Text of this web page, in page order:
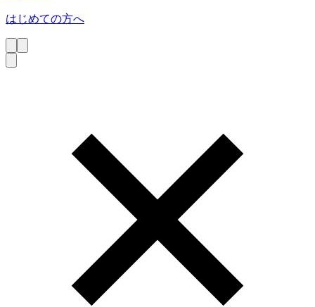
はじめての方へ